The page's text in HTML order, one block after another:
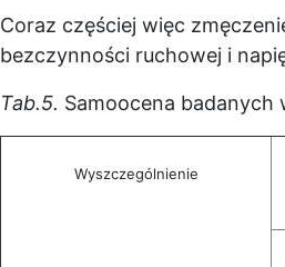
Coraz częściej więc
bezczynności ruchowej i
Tab.5. Samoocena badanych
Wyszczególnienie